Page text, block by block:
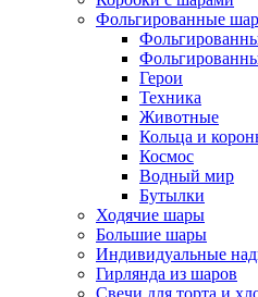
Фольгированные
Герои
Техника
Животные
Кольца и
Космос
Водный мир
Бутылки
Ходячие шары
Большие шары
Индивидуальные
Гирлянда из шаров
Свечи для торта и